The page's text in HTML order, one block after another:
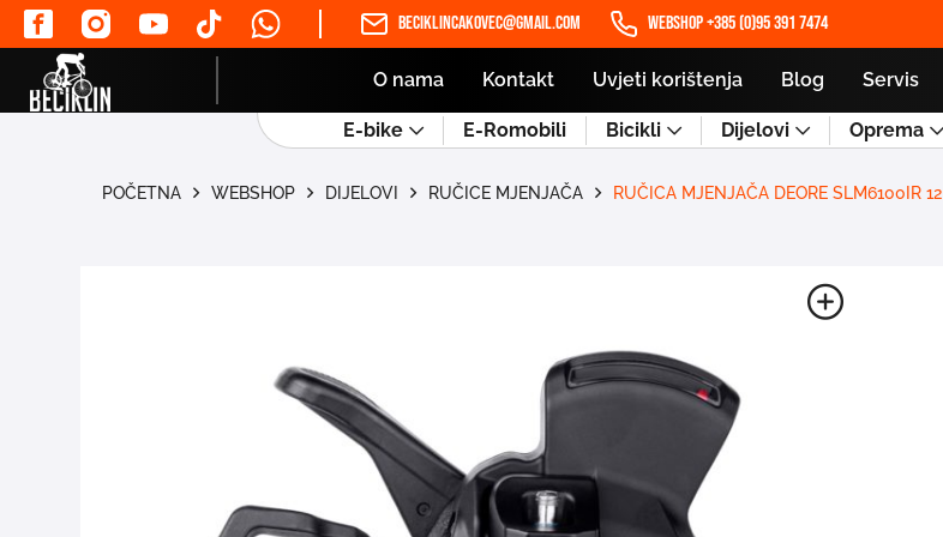
beciklincakovec@gmail.com WEBSHOP +385 (0)95 391 7474
O nama Kontakt Uvjeti korištenja Blog Servis
E-bike E-Romobili Bicikli Dijelovi Oprema
POČETNA WEBSHOP DIJELOVI RUČICE MJENJAČA RUČICA MJENJAČA DEORE SLM6100IR 12